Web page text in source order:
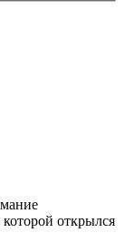
открылся